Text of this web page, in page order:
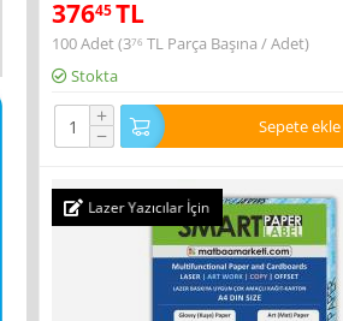
37645TL
100 Adet (376 TL Parça Başına / Adet)
Stokta
+
− Sepete ekle
Lazer Yazıcılar İçin